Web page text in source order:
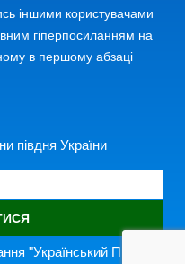
іншими користувачами
гіперпосиланням на
в першому абзаці
півдня України
"Український Південь"